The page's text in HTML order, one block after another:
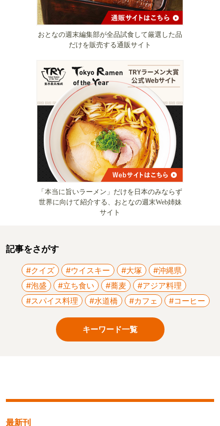
おとなの週末編集部が全品試食して厳選した品
だけを販売する通販サイト
「本当に旨いラーメン」だけを日本のみならず
世界に向けて紹介する、おとなの週末Web姉妹
サイト
記事をさがす
#クイズ #ウイスキー #大塚
#沖縄県
#泡盛
#立ち食い #蕎麦
#アジア料理
#スパイス料理
#水道橋 #カフェ #コーヒー
キーワード一覧
最新刊